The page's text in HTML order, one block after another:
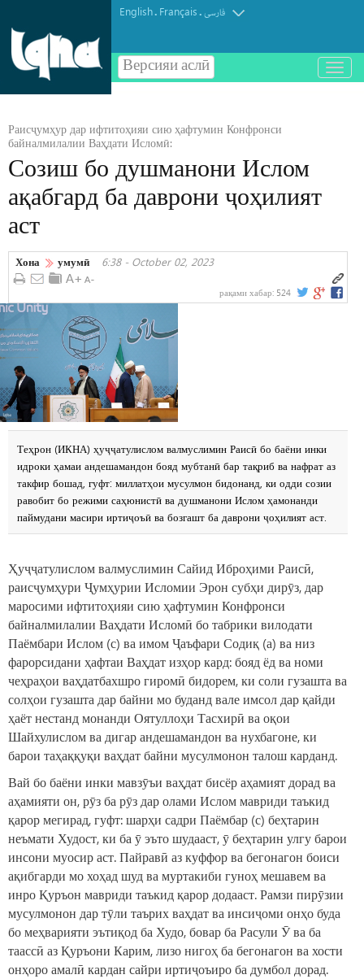
English. Français.فارسی
Версияи аслӣ
باز
و
Раисҷумҳур дар ифтитоҳияи сию ҳафтумин Конфронси
байналмилалии Ваҳдати Исломӣ:
Созиш бо душманони Ислом
ақабгард ба даврони ҷоҳилият
аст
Хона умумӣ 6:38 - October 02, 2023
рақами хабар: 524
Теҳрон (ИКНА) ҳуҷҷатулислом валмуслимин Раисӣ бо баёни инки
идроки ҳамаи андешамандон бояд мубтанӣ бар тақриб ва нафрат аз
такфир бошад, гуфт: миллатҳои мусулмон бидонанд, ки одди созии
равобит бо режими саҳюнистӣ ва душманони Ислом ҳамонанди
паймудани масири иртиҷоъӣ ва бозгашт ба даврони ҷоҳилият аст.
Ҳуҷҷатулислом валмуслимин Сайид Иброҳими Раисӣ,
раисҷумҳури Ҷумҳурии Исломии Эрон субҳи дирӯз, дар
маросими ифтитоҳияи сию ҳафтумин Конфронси
байналмилалии Ваҳдати Исломӣ бо табрики вилодати
Паёмбари Ислом (с) ва имом Ҷаъфари Содиқ (а) ва низ
фарорсидани ҳафтаи Ваҳдат изҳор кард: бояд ёд ва номи
чеҳраҳои ваҳдатбахшро гиромӣ бидорем, ки соли гузашта ва
сол‎‎ҳои гузашта дар байни мо буданд вале имсол дар қайди
ҳаёт нестанд монанди Оятуллоҳи Тасхирӣ ва оқои
Шайхулислом ва дигар андешамандон ва нухбагоне, ки
барои таҳаққуқи ваҳдат байни мусулмонон талош карданд.
Вай бо баёни инки мавзӯъи ваҳдат бисёр аҳамият дорад ва
аҳамияти он, рӯз ба рӯз дар олами Ислом мавриди таъкид
қарор мегирад, гуфт: шарҳи садри Паёмбар (с) беҳтарин
неъмати Худост, ки ба ӯ эъто шудааст, ӯ беҳтарин улгу барои
инсони муосир аст. Пайравӣ аз куффор ва бегонагон боиси
ақибгарди мо хоҳад шуд ва муртакиби гуноҳ мешавем ва
инро Қуръон мавриди таъкид қарор додааст. Рамзи пирӯзии
мусулмонон дар тӯли таърих ваҳдат ва инсиҷоми онҳо буда
бо меҳварияти эътиқод ба Худо, бовар ба Расули Ӯ ва ба
таассӣ аз Қуръони Карим, лизо нигоҳ ба бегонагон ва хости
онҳоро амалӣ кардан сайри иртиҷоъиро ба думбол дорад.